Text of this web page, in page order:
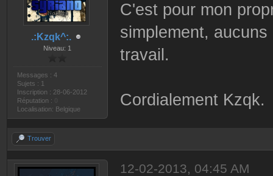
.:Kzqk^:.
Niveau: 1
Messages : 4
Sujets : 1
Inscription : 28-06-2012
Réputation :
Localisation: Belgique
C'est pour mon
simplement,
travail.
Cordialement Kzqk.
Trouver
12-02-2013, 04:45 AM